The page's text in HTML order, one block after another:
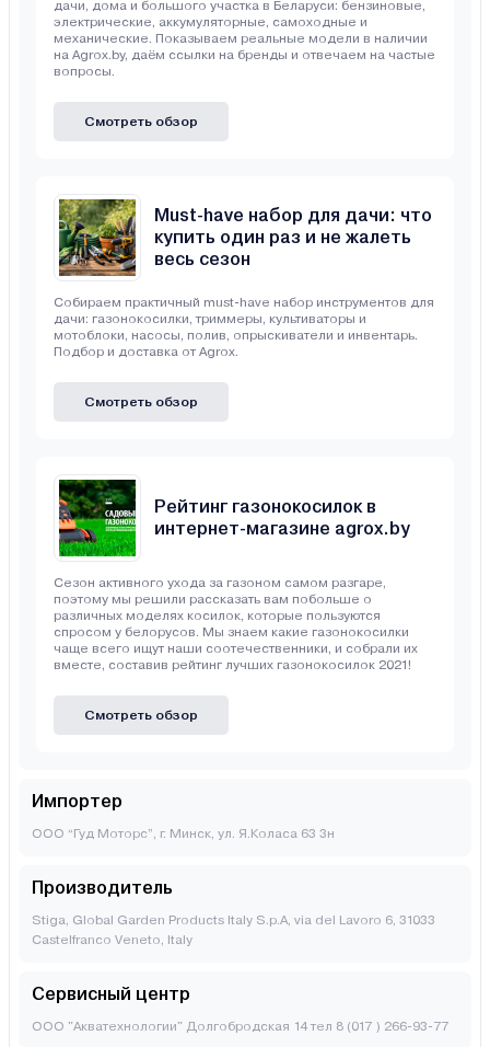
дачи, дома и большого участка в Беларуси: бензиновые,
электрические, аккумуляторные, самоходные и
механические. Показываем реальные модели в наличии
на Agrox.by, даём ссылки на бренды и отвечаем на частые
вопросы.
Смотреть обзор
Must-have набор для дачи: что
купить один раз и не жалеть
весь сезон
Собираем практичный must-have набор инструментов для
дачи: газонокосилки, триммеры, культиваторы и
мотоблоки, насосы, полив, опрыскиватели и инвентарь.
Подбор и доставка от Agrox.
Смотреть обзор
Рейтинг газонокосилок в
интернет-магазине agrox.by
Сезон активного ухода за газоном самом разгаре,
поэтому мы решили рассказать вам побольше о
различных моделях косилок, которые пользуются
спросом у белорусов. Мы знаем какие газонокосилки
чаще всего ищут наши соотечественники, и собрали их
вместе, составив рейтинг лучших газонокосилок 2021!
Смотреть обзор
Импортер
ООО “Гуд Моторс”, г. Минск, ул. Я.Коласа 63 3н
Производитель
Stiga, Global Garden Products Italy S.p.A, via del Lavoro 6, 31033
Castelfranco Veneto, Italy
Сервисный центр
ООО "Акватехнологии" Долгобродская 14 тел 8 (017 ) 266-93-77